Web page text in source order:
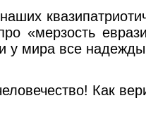
«мерзость
у мира все
Как